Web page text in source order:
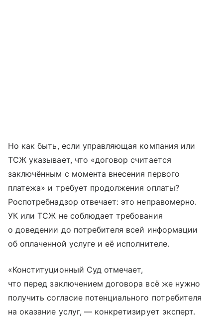
Но как быть, если управляющая компания или
ТСЖ указывает, что «договор считается
заключённым с момента внесения первого
платежа» и требует продолжения оплаты?
Роспотребнадзор отвечает: это неправомерно.
УК или ТСЖ не соблюдает требования
о доведении до потребителя всей информации
об оплаченной услуге и её исполнителе.
«Конституционный Суд отмечает,
что перед заключением договора всё же нужно
получить согласие потенциального потребителя
на оказание услуг, — конкретизирует эксперт.